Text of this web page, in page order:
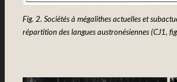
Fig. 2. Sociétés à mégalithes actuelles et
répartition des langues austronésiennes (CJ1,